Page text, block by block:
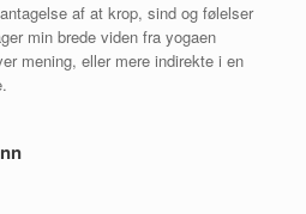
af at krop, sind og følelser
min brede viden fra yogaen
mening, eller mere indirekte i en